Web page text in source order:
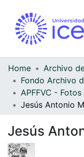
Home
Jesús Antonio
Jesús